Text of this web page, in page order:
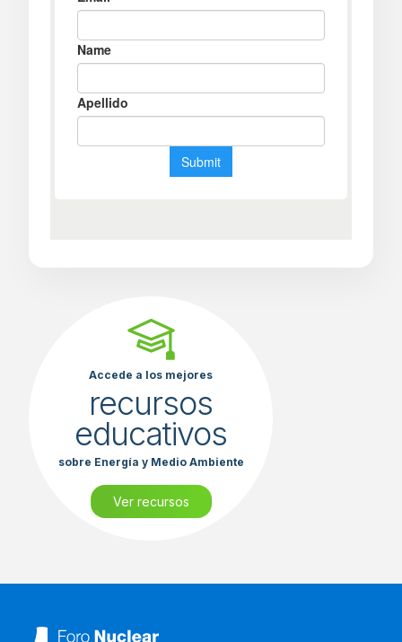
Accede a los mejores
recursos
educativos
sobre Energía y Medio Ambiente
Ver recursos